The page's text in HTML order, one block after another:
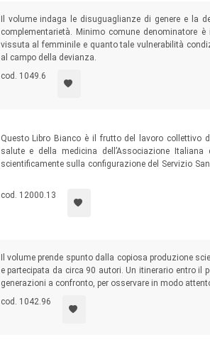
Il volume indaga le disuguaglianze di genere e la
complementarietà. Minimo comune denominatore
vissuta al femminile e quanto tale vulnerabilità
al campo della devianza.
cod. 1049.6
Questo Libro Bianco è il frutto del lavoro collettivo
salute e della medicina dell’Associazione
scientificamente sulla configurazione del Servizio
indicare alcune linee di azione per aumentarne la
cod. 12000.13
Il volume prende spunto dalla copiosa produzione
e partecipata da circa 90 autori. Un itinerario entro il
generazioni a confronto, per osservare in modo
cod. 1042.96